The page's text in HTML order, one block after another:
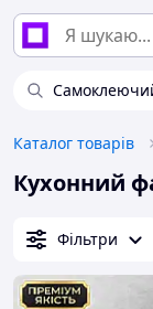
Каталог товарів
Кухонний
Фільтри